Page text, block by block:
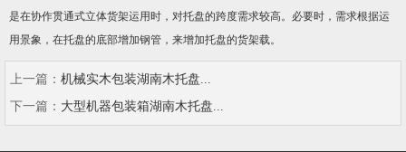
是在协作贯通式立体货架运用时，对托盘的跨度需求较高。必要时，需求根据运
用景象，在托盘的底部增加钢管，来增加托盘的货架载。
上一篇： 机械实木包装湖南木托盘...
下一篇： 大型机器包装箱湖南木托盘...